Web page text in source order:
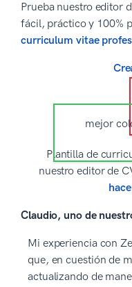
Prueba nuestro editor
fácil, práctico y 100%
curriculum vitae
Plantilla de
nuestro editor de
Claudio, uno de
Mi experiencia con
que, en cuestión de
actualizando de